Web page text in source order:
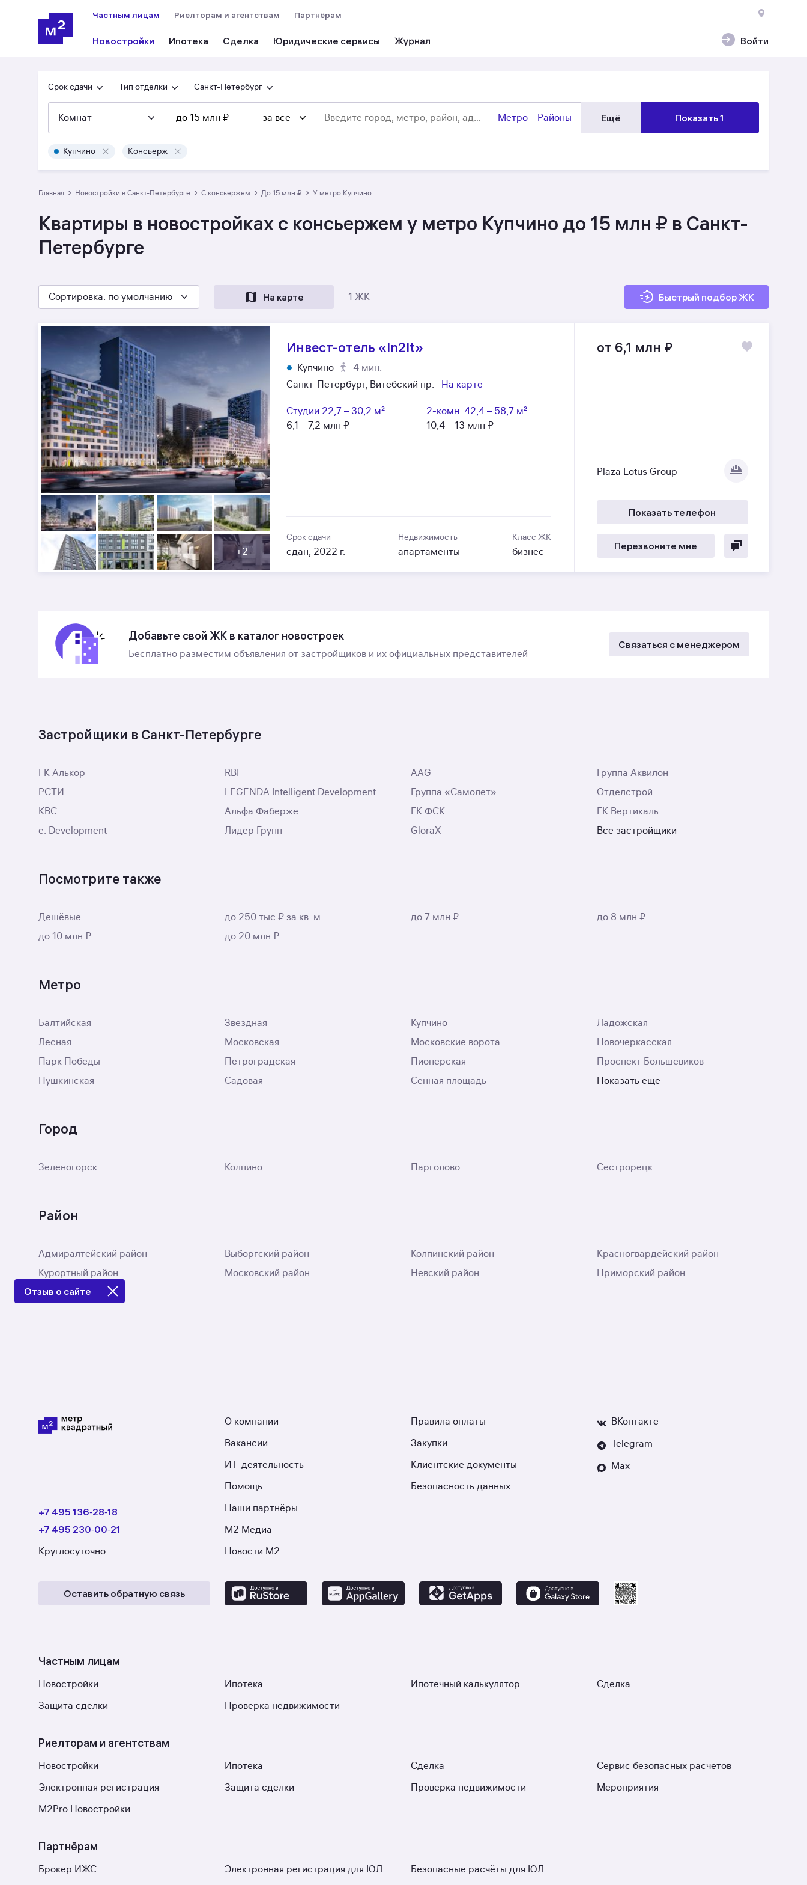
Войти
Частным лицам
Новостройки Ипотека Сделка Юридические сервисы
Риелторам и агентствам Партнёрам
Срок сдачи Тип отделки Санкт-Петербург
Комнат до 15 млн ₽ за всё Метро Районы Ещё Показать 1
Купчино Консьерж
Главная › Новостройки в Санкт-Петербурге › с консьержем › до 15 млн ₽ › у метро Купчино
Квартиры в новостройках c консьержем у метро Купчино до 15 млн ₽ в Санкт-
Петербурге
Сортировка: по умолчанию На карте 1 ЖК Быстрый подбор ЖК
+2
Инвест-отель «In2It»
Купчино
4 мин.
Санкт-Петербург, Витебский пр.
На карте
Студии 22,7 – 30,2 м²
6,1 – 7,2 млн ₽
2-комн. 42,4 – 58,7 м²
10,4 – 13 млн ₽
Срок сдачи
сдан, 2022 г.
Недвижимость
апартаменты
Класс ЖК
бизнес
от 6,1 млн ₽
Plaza Lotus Group
Показать телефон
Перезвоните мне
Добавьте свой ЖК в каталог новостроек
Бесплатно разместим объявления от застройщиков и их официальных представителей
Связаться с менеджером
Застройщики в Санкт-Петербурге
ГК Алькор RBI AAG
Группа Аквилон
РСТИ
LEGENDA Intelligent Development Группа «Самолет»
Отделстрой
КВС
Альфа Фаберже ГК ФСК
ГК Вертикаль
e. Development
Лидер Групп GloraX Все застройщики
Посмотрите также
Дешёвые до 250 тыс ₽ за кв. м до 7 млн ₽
до 8 млн ₽
до 10 млн ₽
до 20 млн ₽
Метро
Балтийская Звёздная Купчино
Ладожская
Лесная
Московская Московские ворота
Новочеркасская
Парк Победы
Петроградская Пионерская
Проспект Большевиков
Пушкинская
Садовая Сенная площадь Показать ещё
Город
Зеленогорск Колпино Парголово Сестрорецк
Район
Адмиралтейский район Выборгский район Колпинский район
Красногвардейский район
Курортный район
Московский район Невский район
Приморский район
Отзыв о сайте
+7 495 136‑28‑18
+7 495 230‑00‑21
Круглосуточно
О компании
Вакансии
ИТ-деятельность
Помощь
Наши партнёры
М2 Медиа
Новости М2
Правила оплаты
Закупки
Клиентские документы
Безопасность данных
ВКонтакте
Telegram
Max
Оставить обратную связь
Частным лицам
Новостройки Ипотека Ипотечный калькулятор
Сделка
Защита сделки
Проверка недвижимости
Риелторам и агентствам
Новостройки Ипотека Сделка
Сервис безопасных расчётов
Электронная регистрация
Защита сделки Проверка недвижимости
Мероприятия
M2Pro Новостройки
Партнёрам
Брокер ИЖС Электронная регистрация для ЮЛ Безопасные расчёты для ЮЛ